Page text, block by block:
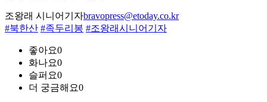
조왕래 시니어기자bravopress@etoday.co.kr
#북한산 #족두리봉 #조왕래시니어기자
좋아요0
화나요0
슬퍼요0
더 궁금해요0